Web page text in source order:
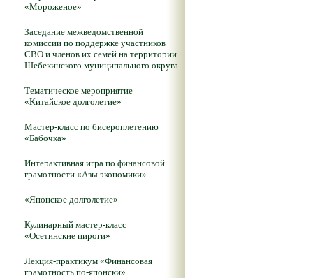
«Мороженое»
Заседание межведомственной
комиссии по поддержке участников
СВО и членов их семей на территории
Шебекинского муниципального округа
Тематическое мероприятие
«Китайское долголетие»
Мастер-класс по бисероплетению
«Бабочка»
Интерактивная игра по финансовой
грамотности «Азы экономики»
«Японское долголетие»
Кулинарный мастер-класс
«Осетинские пироги»
Лекция-практикум «Финансовая
грамотность по-японски»